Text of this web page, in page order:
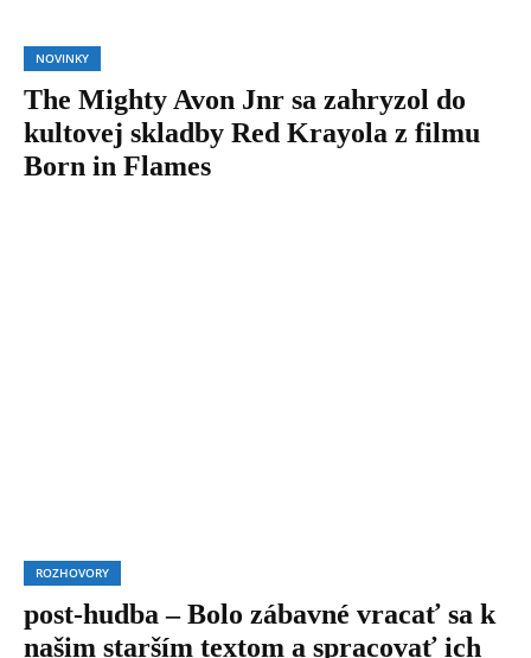
NOVINKY
The Mighty Avon Jnr sa zahryzol do
kultovej skladby Red Krayola z filmu
Born in Flames
ROZHOVORY
post-hudba – Bolo zábavné vracať sa k
našim starším textom a spracovať ich